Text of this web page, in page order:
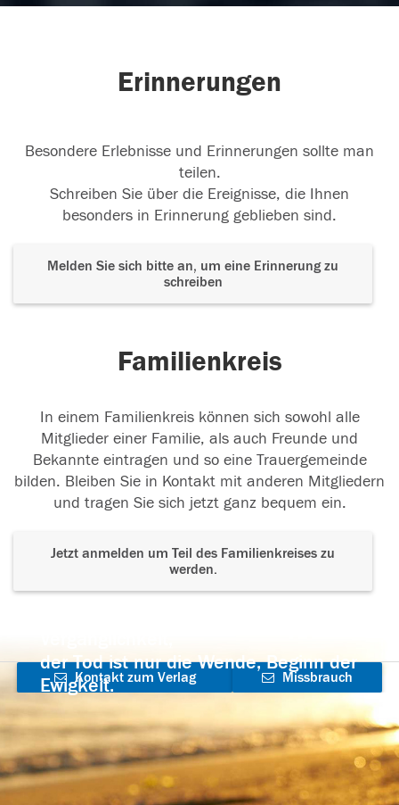
Erinnerungen
Besondere Erlebnisse und Erinnerungen sollte man
teilen.
Schreiben Sie über die Ereignisse, die Ihnen
besonders in Erinnerung geblieben sind.
Melden Sie sich bitte an, um eine Erinnerung zu
schreiben
Familienkreis
In einem Familienkreis können sich sowohl alle
Mitglieder einer Familie, als auch Freunde und
Bekannte eintragen und so eine Trauergemeinde
bilden. Bleiben Sie in Kontakt mit anderen Mitgliedern
und tragen Sie sich jetzt ganz bequem ein.
Jetzt anmelden um Teil des Familienkreises zu
werden.
der Tod ist nur die Wende, Beginn der
Ewigkeit.
Kontakt zum Verlag
aufnehmen
Missbrauch